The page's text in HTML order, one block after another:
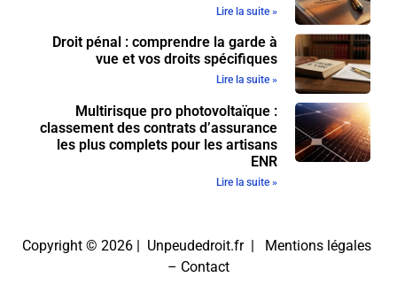
Lire la suite »
Droit pénal : comprendre la garde à
vue et vos droits spécifiques
Lire la suite »
Multirisque pro photovoltaïque :
classement des contrats d’assurance
les plus complets pour les artisans
ENR
Lire la suite »
Copyright © 2026 | Unpeudedroit.fr | Mentions légales
– Contact